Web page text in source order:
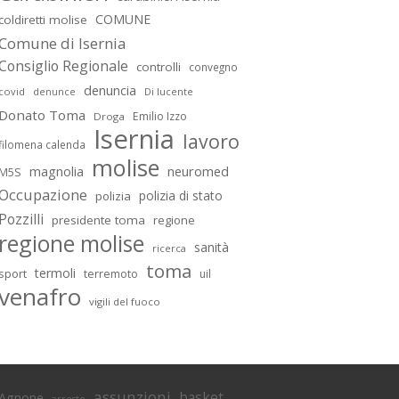
coldiretti molise COMUNE
di Isernia
Regionale controlli convegno
covid denunce denuncia Di lucente
Donato Toma Droga Emilio Izzo
calenda Isernia lavoro
M5S magnolia molise neuromed
polizia polizia di stato
Pozzilli presidente toma regione
regione molise ricerca sanità
sport termoli terremoto toma uil
vigili del fuoco